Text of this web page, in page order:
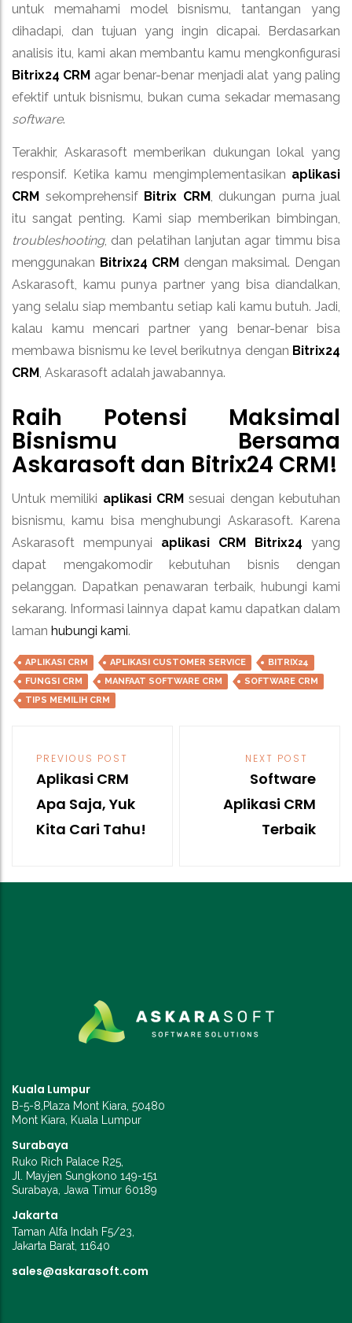
untuk memahami model bisnismu, tantangan yang
dihadapi, dan tujuan yang ingin dicapai. Berdasarkan
analisis itu, kami akan membantu kamu mengkonfigurasi
Bitrix24 CRM agar benar-benar menjadi alat yang paling
efektif untuk bisnismu, bukan cuma sekadar memasang
software.
Terakhir, Askarasoft memberikan dukungan lokal yang
responsif. Ketika kamu mengimplementasikan aplikasi
CRM sekomprehensif Bitrix CRM, dukungan purna jual
itu sangat penting. Kami siap memberikan bimbingan,
troubleshooting, dan pelatihan lanjutan agar timmu bisa
menggunakan Bitrix24 CRM dengan maksimal. Dengan
Askarasoft, kamu punya partner yang bisa diandalkan,
yang selalu siap membantu setiap kali kamu butuh. Jadi,
kalau kamu mencari partner yang benar-benar bisa
membawa bisnismu ke level berikutnya dengan Bitrix24
CRM , Askarasoft adalah jawabannya.
Raih Potensi Maksimal
Bisnismu Bersama
Askarasoft dan Bitrix24 CRM!
Untuk memiliki aplikasi CRM sesuai dengan kebutuhan
bisnismu, kamu bisa menghubungi Askarasoft. Karena
Askarasoft mempunyai aplikasi CRM Bitrix24 yang
dapat mengakomodir kebutuhan bisnis dengan
pelanggan. Dapatkan penawaran terbaik, hubungi kami
sekarang. Informasi lainnya dapat kamu dapatkan dalam
laman hubungi kami.
APLIKASI CRM APLIKASI CUSTOMER SERVICE
BITRIX24
FUNGSI CRM
MANFAAT SOFTWARE CRM
SOFTWARE CRM
TIPS MEMILIH CRM
navigation
PREVIOUS POST
Aplikasi CRM
Apa Saja, Yuk
Kita Cari Tahu!
NEXT POST
Software
Aplikasi CRM
Terbaik
Kuala Lumpur
B-5-8,Plaza Mont Kiara, 50480
Mont Kiara, Kuala Lumpur
Surabaya
Ruko Rich Palace R25,
Jl. Mayjen Sungkono 149-151
Surabaya, Jawa Timur 60189
Jakarta
Taman Alfa Indah F5/23,
Jakarta Barat, 11640
sales@askarasoft.com